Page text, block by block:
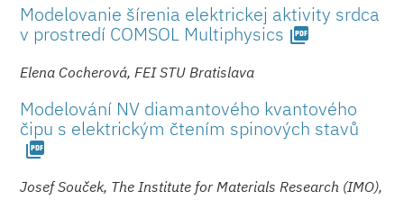
Modelovanie šírenia elektrickej aktivity srdca
v prostredí COMSOL Multiphysics picture_as_pdf
Elena Cocherová, FEI STU Bratislava
Modelování NV diamantového kvantového
čipu s elektrickým čtením spinových stavů
picture_as_pdf
Josef Souček, The Institute for Materials Research (IMO),